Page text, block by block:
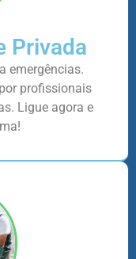
Privada
emergências.
profissionais
Ligue agora e